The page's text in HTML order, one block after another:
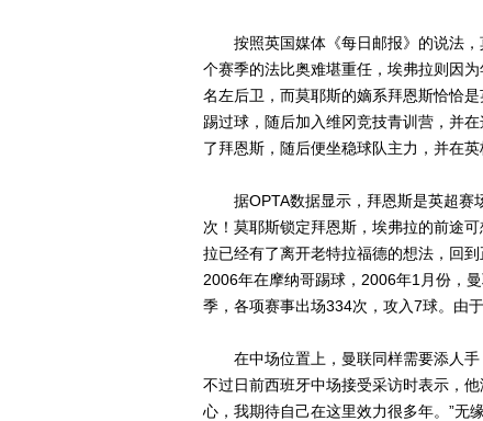
按照英国媒体《每日邮报》的说法，
个赛季的法比奥难堪重任，埃弗拉则因
名左后卫，而莫耶斯的嫡系拜恩斯恰恰
踢过球，随后加入维冈竞技青训营，并
了拜恩斯，随后便坐稳球队主力，并在
据OPTA数据显示，拜恩斯是英超赛
次！莫耶斯锁定拜恩斯，埃弗拉的前途
拉已经有了离开老特拉福德的想法，回
2006年在摩纳哥踢球，2006年1月份，
季，各项赛事出场334次，攻入7球。由
在中场位置上，曼联同样需要添人手
不过日前西班牙中场接受采访时表示，
心，我期待自己在这里效力很多年。”无